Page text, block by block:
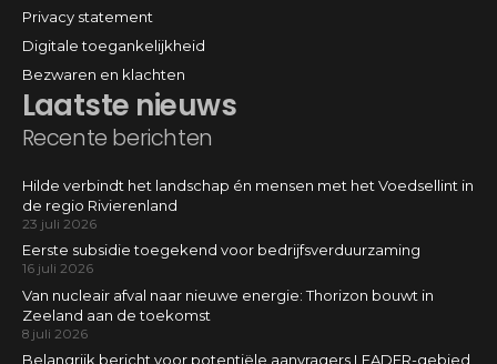
Laatste nieuws
Recente berichten
Hilde verbindt het landschap én mensen met het Voedsellint in
de regio Rivierenland
23 juli 2026
Eerste subsidie toegekend voor bedrijfsverduurzaming
16 juli 2026
Van nucleair afval naar nieuwe energie: Thorizon bouwt in
Zeeland aan de toekomst
8 juli 2026
Belangrijk bericht voor potentiële aanvragers LEADER-gebied
Privacy statement
Digitale toegankelijkheid
Bezwaren en klachten